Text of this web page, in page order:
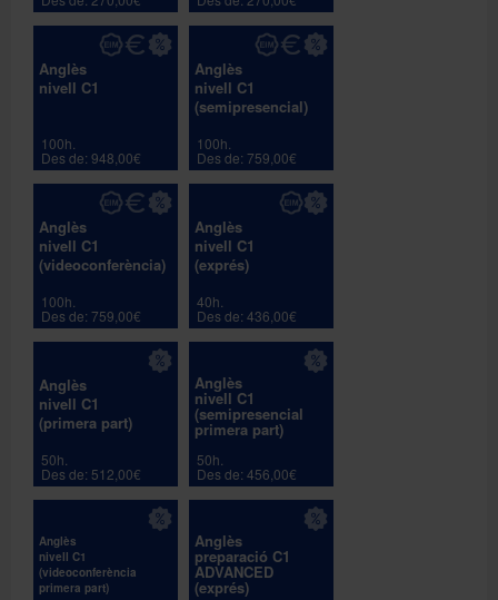
Anglès
nivell C1
100h.
Des de: 948,00€
Anglès
nivell C1
(semipresencial)
100h.
Des de: 759,00€
Anglès
nivell C1
(videoconferència)
100h.
Des de: 759,00€
Anglès
nivell C1
(exprés)
40h.
Des de: 436,00€
Anglès
nivell C1
(primera part)
50h.
Des de: 512,00€
Anglès
nivell C1
(semipresencial
primera part)
50h.
Des de: 456,00€
Anglès
nivell C1
(videoconferència
primera part)
Anglès
preparació C1
ADVANCED
(exprés)